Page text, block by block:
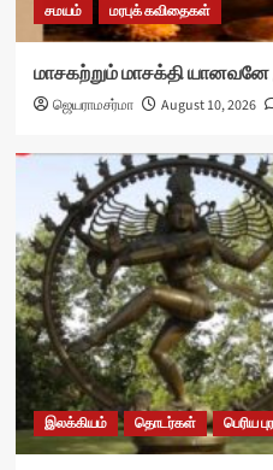
சமயம் மரபுக் கவிதைகள்
மாசகற்றும் மாசக்தி
ஜெயராமசர்மா August 10, 2026
இலக்கியம் தொடர்கள் பெரிய